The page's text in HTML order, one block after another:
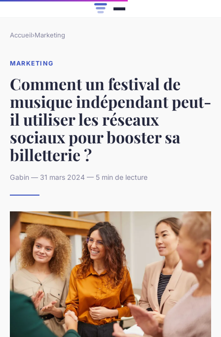
Accueil›Marketing
MARKETING
Comment un festival de
musique indépendant peut-
il utiliser les réseaux
sociaux pour booster sa
billetterie ?
Gabin — 31 mars 2024 — 5 min de lecture